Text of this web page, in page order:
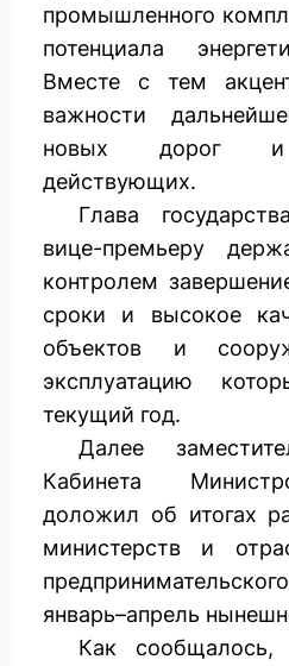
промышленного
потенциала
Вместе с тем
важности
новых дорог и
действующих.
Глава
вице-премьеру
контролем
сроки и высокое
объектов и
эксплуатацию
текущий год.
Далее
Кабинета
доложил об итогах
министерств и
январь–апрель
Как сообщалось,